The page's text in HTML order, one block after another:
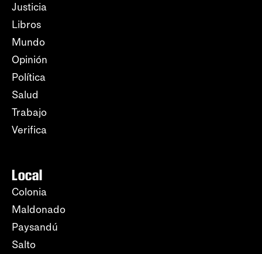
Justicia
Libros
Mundo
Opinión
Política
Salud
Trabajo
Verifica
Local
Colonia
Maldonado
Paysandú
Salto